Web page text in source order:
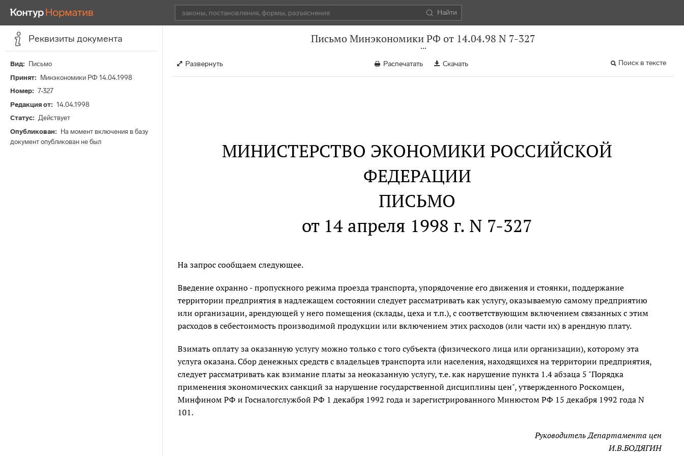
Найти
Реквизиты документа
Вид
Письмо
Принят
Минэкономики РФ 14.04.1998
Номер
7-327
Редакция от
14.04.1998
Статус
Действует
Опубликован
На момент включения в базу
документ опубликован не был
Письмо Минэкономики РФ от 14.04.98 N 7-327
Развернуть Распечатать Скачать Поиск в тексте
МИНИСТЕРСТВО ЭКОНОМИКИ РОССИЙСКОЙ
ФЕДЕРАЦИИ
ПИСЬМО
от 14 апреля 1998 г. N 7-327
На запрос сообщаем следующее.
Введение охранно - пропускного режима проезда транспорта, упорядочение его движения и стоянки, поддержание
территории предприятия в надлежащем состоянии следует рассматривать как услугу, оказываемую самому предприятию
или организации, арендующей у него помещения (склады, цеха и т.п.), с соответствующим включением связанных с этим
расходов в себестоимость производимой продукции или включением этих расходов (или части их) в арендную плату.
Взимать оплату за оказанную услугу можно только с того субъекта (физического лица или организации), которому эта
услуга оказана. Сбор денежных средств с владельцев транспорта или населения, находящихся на территории предприятия,
следует рассматривать как взимание платы за неоказанную услугу, т.е. как нарушение пункта 1.4 абзаца 5 "Порядка
применения экономических санкций за нарушение государственной дисциплины цен", утвержденного Роскомцен,
Минфином РФ и Госналогслужбой РФ 1 декабря 1992 года и зарегистрированного Минюстом РФ 15 декабря 1992 года N
101.
Руководитель Департамента цен
И.В.БОДЯГИН